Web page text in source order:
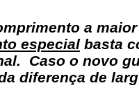
a
especial basta
Caso o novo
diferença de